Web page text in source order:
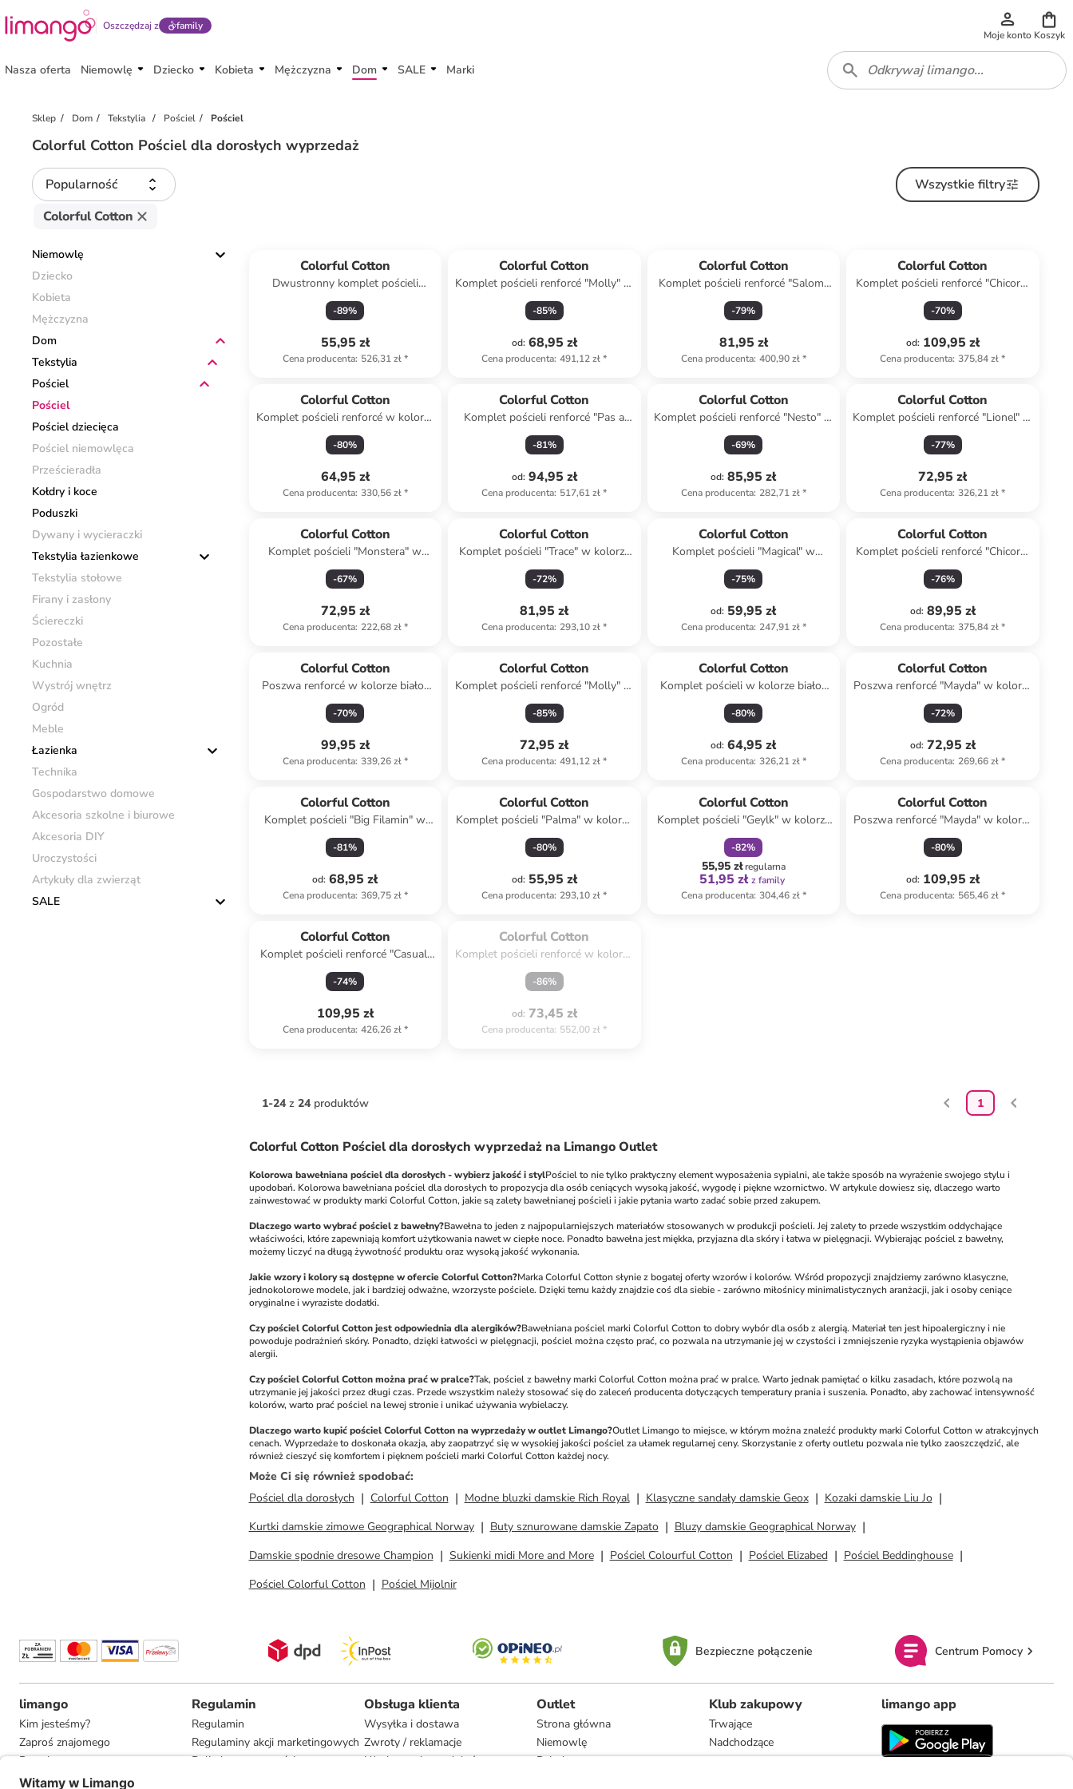
Oszczędzaj z family
Moje konto Koszyk
Nasza oferta Niemowlę Dziecko Kobieta Mężczyzna Dom SALE Marki
Sklep Dom Tekstylia Pościel Pościel
Colorful Cotton Pościel dla dorosłych wyprzedaż
Popularność
Wszystkie filtry
Colorful Cotton
Niemowlę
Dziecko
Kobieta
Mężczyzna
Dom
Tekstylia
Pościel
Pościel
Pościel dziecięca
Pościel niemowlęca
Prześcieradła
Kołdry i koce
Poduszki
Dywany i wycieraczki
Tekstylia łazienkowe
Tekstylia stołowe
Firany i zasłony
Ściereczki
Pozostałe
Kuchnia
Wystrój wnętrz
Ogród
Meble
Łazienka
Technika
Gospodarstwo domowe
Akcesoria szkolne i biurowe
Akcesoria DIY
Uroczystości
Artykuły dla zwierząt
SALE
Colorful Cotton
Dwustronny komplet pościeli
renforcé "Best" w kolorze
pudrowym ze wzorem
-89%
55,95 zł
Cena producenta: 526,31 zł*
Colorful Cotton
Komplet pościeli renforcé "Molly" w
kolorze jasnozielonym ze wzorem
-85%
od: 68,95 zł
Cena producenta: 491,12 zł*
Colorful Cotton
Komplet pościeli renforcé "Salom"
w kolorze białym ze wzorem
-79%
81,95 zł
Cena producenta: 400,90 zł*
Colorful Cotton
Komplet pościeli renforcé "Chicory"
w kolorze fioletowym
-70%
od: 109,95 zł
Cena producenta: 375,84 zł*
Colorful Cotton
Komplet pościeli renforcé w kolorze
antracytowym
-80%
64,95 zł
Cena producenta: 330,56 zł*
Colorful Cotton
Komplet pościeli renforcé "Pas a
Pas" w kolorze białym
-81%
od: 94,95 zł
Cena producenta: 517,61 zł*
Colorful Cotton
Komplet pościeli renforcé "Nesto" w
kolorze biało-morskim
-69%
od: 85,95 zł
Cena producenta: 282,71 zł*
Colorful Cotton
Komplet pościeli renforcé "Lionel" w
kolorze złoto-niebiesko-
jasnobrązowym
-77%
72,95 zł
Cena producenta: 326,21 zł*
Colorful Cotton
Komplet pościeli "Monstera" w
kolorze biało-zielonym
-67%
72,95 zł
Cena producenta: 222,68 zł*
Colorful Cotton
Komplet pościeli "Trace" w kolorze
antracytowym
-72%
81,95 zł
Cena producenta: 293,10 zł*
Colorful Cotton
Komplet pościeli "Magical" w
kolorze jasnoróżowym
-75%
od: 59,95 zł
Cena producenta: 247,91 zł*
Colorful Cotton
Komplet pościeli renforcé "Chicory"
w kolorze miętowym
-76%
od: 89,95 zł
Cena producenta: 375,84 zł*
Colorful Cotton
Poszwa renforcé w kolorze biało-
jasnoróżowym na kołdrę - 200 x
135 cm
-70%
99,95 zł
Cena producenta: 339,26 zł*
Colorful Cotton
Komplet pościeli renforcé "Molly" w
kolorze antracytowo-szarym
-85%
72,95 zł
Cena producenta: 491,12 zł*
Colorful Cotton
Komplet pościeli w kolorze biało-
zielonym
-80%
od: 64,95 zł
Cena producenta: 326,21 zł*
Colorful Cotton
Poszwa renforcé "Mayda" w kolorze
miętowym na kołdrę - 135 x 200
cm
-72%
od: 72,95 zł
Cena producenta: 269,66 zł*
Colorful Cotton
Komplet pościeli "Big Filamin" w
kolorze jasnoróżowo-granatowym
-81%
od: 68,95 zł
Cena producenta: 369,75 zł*
Colorful Cotton
Komplet pościeli "Palma" w kolorze
szarym
-80%
od: 55,95 zł
Cena producenta: 293,10 zł*
Colorful Cotton
Komplet pościeli "Geylk" w kolorze
biało-granatowym
-82%
55,95 złregularna
51,95 zł z family
Cena producenta: 304,46 zł*
Colorful Cotton
Poszwa renforcé "Mayda" w kolorze
szarym - 135 x 200 cm
-80%
od: 109,95 zł
Cena producenta: 565,46 zł*
Colorful Cotton
Komplet pościeli renforcé "Casual"
w kolorze granatowym
-74%
109,95 zł
Cena producenta: 426,26 zł*
Wyprzedane
Colorful Cotton
Komplet pościeli renforcé w kolorze
czarno-szarym
-86%
od: 73,45 zł
Cena producenta: 552,00 zł*
1-24 z 24 produktów 1
Colorful Cotton Pościel dla dorosłych wyprzedaż na Limango Outlet
Kolorowa bawełniana pościel dla dorosłych - wybierz jakość i stylPościel to nie tylko praktyczny element wyposażenia sypialni, ale także sposób na wyrażenie swojego stylu i
upodobań. Kolorowa bawełniana pościel dla dorosłych to propozycja dla osób ceniących wysoką jakość, wygodę i piękne wzornictwo. W artykule dowiesz się, dlaczego warto
zainwestować w produkty marki Colorful Cotton, jakie są zalety bawełnianej pościeli i jakie pytania warto zadać sobie przed zakupem.
Dlaczego warto wybrać pościel z bawełny?Bawełna to jeden z najpopularniejszych materiałów stosowanych w produkcji pościeli. Jej zalety to przede wszystkim oddychające
właściwości, które zapewniają komfort użytkowania nawet w ciepłe noce. Ponadto bawełna jest miękka, przyjazna dla skóry i łatwa w pielęgnacji. Wybierając pościel z bawełny,
możemy liczyć na długą żywotność produktu oraz wysoką jakość wykonania.
Jakie wzory i kolory są dostępne w ofercie Colorful Cotton?Marka Colorful Cotton słynie z bogatej oferty wzorów i kolorów. Wśród propozycji znajdziemy zarówno klasyczne,
jednokolorowe modele, jak i bardziej odważne, wzorzyste pościele. Dzięki temu każdy znajdzie coś dla siebie - zarówno miłośnicy minimalistycznych aranżacji, jak i osoby ceniące
oryginalne i wyraziste dodatki.
Czy pościel Colorful Cotton jest odpowiednia dla alergików?Bawełniana pościel marki Colorful Cotton to dobry wybór dla osób z alergią. Materiał ten jest hipoalergiczny i nie
powoduje podrażnień skóry. Ponadto, dzięki łatwości w pielęgnacji, pościel można często prać, co pozwala na utrzymanie jej w czystości i zmniejszenie ryzyka wystąpienia objawów
alergii.
Czy pościel Colorful Cotton można prać w pralce?Tak, pościel z bawełny marki Colorful Cotton można prać w pralce. Warto jednak pamiętać o kilku zasadach, które pozwolą na
utrzymanie jej jakości przez długi czas. Przede wszystkim należy stosować się do zaleceń producenta dotyczących temperatury prania i suszenia. Ponadto, aby zachować intensywność
kolorów, warto prać pościel na lewej stronie i unikać używania wybielaczy.
Dlaczego warto kupić pościel Colorful Cotton na wyprzedaży w outlet Limango?Outlet Limango to miejsce, w którym można znaleźć produkty marki Colorful Cotton w atrakcyjnych
cenach. Wyprzedaże to doskonała okazja, aby zaopatrzyć się w wysokiej jakości pościel za ułamek regularnej ceny. Skorzystanie z oferty outletu pozwala nie tylko zaoszczędzić, ale
również cieszyć się komfortem i pięknem pościeli marki Colorful Cotton każdej nocy.
Może Ci się również spodobać:
Pościel dla dorosłych
Colorful Cotton Modne bluzki damskie Rich Royal Klasyczne sandały damskie Geox
Kozaki damskie Liu Jo
Kurtki damskie zimowe Geographical Norway
Buty sznurowane damskie Zapato
Bluzy damskie Geographical Norway
Damskie spodnie dresowe Champion
Sukienki midi More and More Pościel Colourful Cotton Pościel Elizabed
Pościel Beddinghouse
Pościel Colorful Cotton
Pościel Mijolnir
Bezpieczne połączenie Centrum Pomocy
limango
Kim jesteśmy?
Zaproś znajomego
Pracuj u nas
Informacje dla prasy
Regulamin
Regulamin
Regulaminy akcji marketingowych
Polityka prywatności
Obsługa klienta
Wysyłka i dostawa
Zwroty / reklamacje
Użytkowanie produktów
Outlet
Strona główna
Niemowlę
Dziecko
Klub zakupowy
Trwające
Nadchodzące
limango app